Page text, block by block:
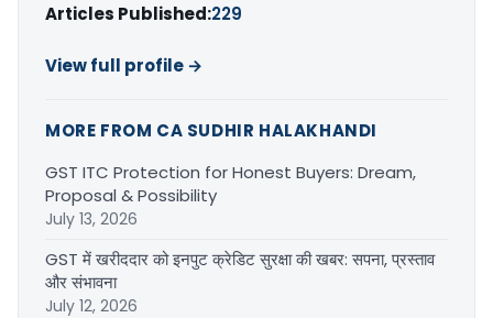
Articles Published:229
View full profile →
MORE FROM CA SUDHIR HALAKHANDI
GST ITC Protection for Honest Buyers: Dream,
Proposal & Possibility
July 13, 2026
GST में खरीददार को इनपुट क्रेडिट सुरक्षा की खबर: सपना, प्रस्ताव
और संभावना
July 12, 2026